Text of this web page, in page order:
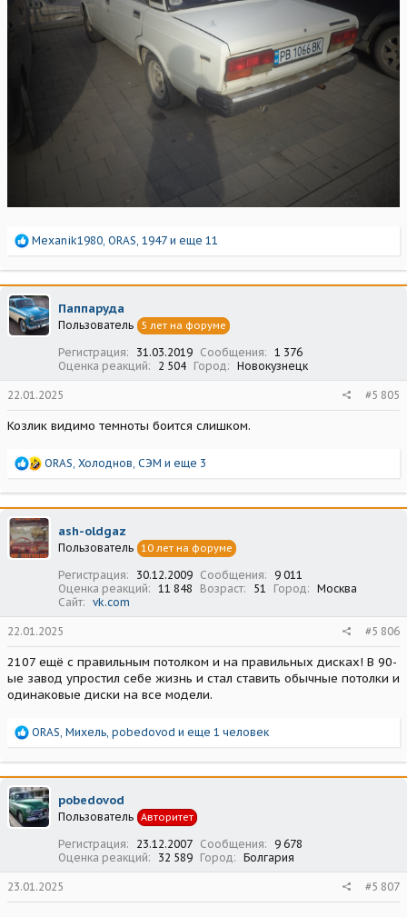
Р
а
к
ц
и
и
Mexanik1980 ORAS 1947 и еще 11
Паппаруда
Пользователь 5 лет на форуме
Регистрация 31.03.2019 Сообщения
1 376
Оценка реакций
2 504 Город Новокузнецк
22.01.2025 #5 805
Козлик видимо темноты боится слишком.
Р
а
к
ц
и
и
ORAS Холоднов СЭМ и еще 3
ash-oldgaz
Пользователь 10 лет на форуме
Регистрация 30.12.2009 Сообщения
9 011
Оценка реакций
11 848 Возраст 51 Город
Москва
Сайт
vk.com
22.01.2025 #5 806
2107 ещё с правильным потолком и на правильных дисках! В 90-
ые завод упростил себе жизнь и стал ставить обычные потолки и
одинаковые диски на все модели.
Р
а
к
ц
и
и
ORAS Михель pobedovod и еще 1 человек
pobedovod
Пользователь Авторитет
Регистрация 23.12.2007 Сообщения
9 678
Оценка реакций
32 589 Город Болгария
23.01.2025 #5 807